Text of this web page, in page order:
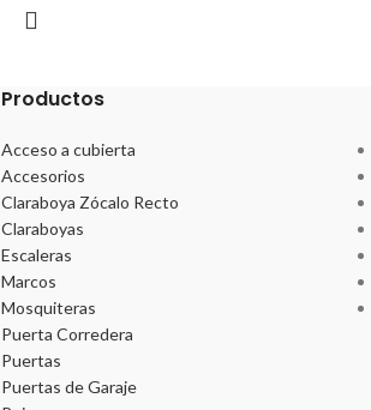
Productos
Acceso a cubierta
Accesorios
Claraboya Zócalo Recto
Claraboyas
Escaleras
Marcos
Mosquiteras
Puerta Corredera
Puertas
Puertas de Garaje